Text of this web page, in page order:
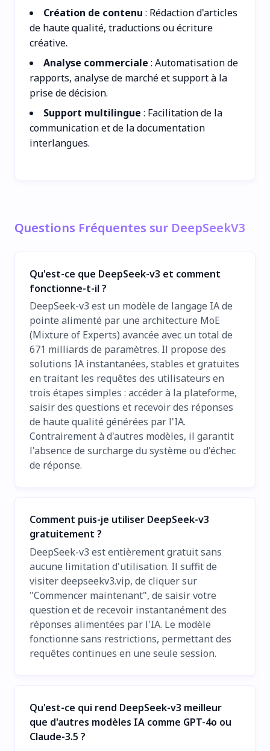
Création de contenu : Rédaction d'articles
de haute qualité, traductions ou écriture
créative.
Analyse commerciale : Automatisation de
rapports, analyse de marché et support à la
prise de décision.
Support multilingue : Facilitation de la
communication et de la documentation
interlangues.
Questions Fréquentes sur DeepSeekV3
Qu'est-ce que DeepSeek-v3 et comment
fonctionne-t-il ?
DeepSeek-v3 est un modèle de langage IA de
pointe alimenté par une architecture MoE
(Mixture of Experts) avancée avec un total de
671 milliards de paramètres. Il propose des
solutions IA instantanées, stables et gratuites
en traitant les requêtes des utilisateurs en
trois étapes simples : accéder à la plateforme,
saisir des questions et recevoir des réponses
de haute qualité générées par l'IA.
Contrairement à d'autres modèles, il garantit
l'absence de surcharge du système ou d'échec
de réponse.
Comment puis-je utiliser DeepSeek-v3
gratuitement ?
DeepSeek-v3 est entièrement gratuit sans
aucune limitation d'utilisation. Il suffit de
visiter deepseekv3.vip, de cliquer sur
"Commencer maintenant", de saisir votre
question et de recevoir instantanément des
réponses alimentées par l'IA. Le modèle
fonctionne sans restrictions, permettant des
requêtes continues en une seule session.
Qu'est-ce qui rend DeepSeek-v3 meilleur
que d'autres modèles IA comme GPT-4o ou
Claude-3.5 ?